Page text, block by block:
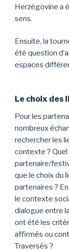
Herzégovine a
sens.
Ensuite, la
été question
espaces
Le choix des
Pour les
nombreux
rechercher les
contexte ? Quel
partenaire/
que le choix du
partenaires ?
le contexte
dialogue entre
ont été les
affirmés ou
Traversés ?